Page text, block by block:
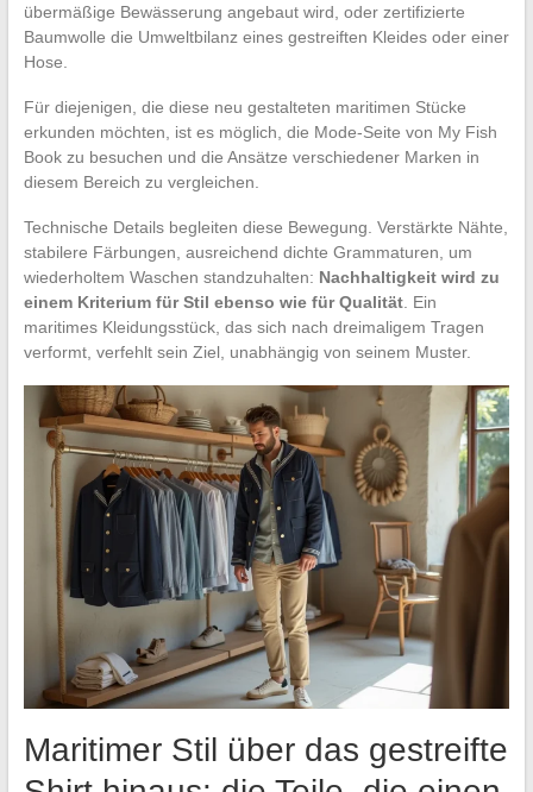
übermäßige Bewässerung angebaut wird, oder zertifizierte
Baumwolle die Umweltbilanz eines gestreiften Kleides oder einer
Hose.
Für diejenigen, die diese neu gestalteten maritimen Stücke
erkunden möchten, ist es möglich, die Mode-Seite von My Fish
Book zu besuchen und die Ansätze verschiedener Marken in
diesem Bereich zu vergleichen.
Technische Details begleiten diese Bewegung. Verstärkte Nähte,
stabilere Färbungen, ausreichend dichte Grammaturen, um
wiederholtem Waschen standzuhalten: Nachhaltigkeit wird zu
einem Kriterium für Stil ebenso wie für Qualität. Ein
maritimes Kleidungsstück, das sich nach dreimaligem Tragen
verformt, verfehlt sein Ziel, unabhängig von seinem Muster.
Maritimer Stil über das gestreifte